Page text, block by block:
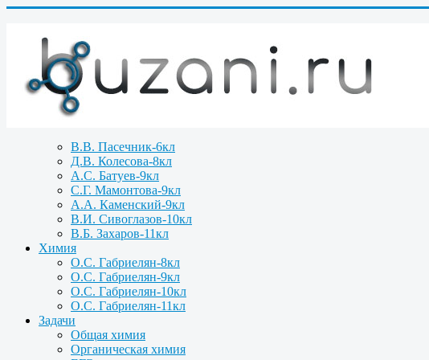
В.В. Пасечник-6кл
Д.В. Колесова-8кл
А.С. Батуев-9кл
С.Г. Мамонтова-9кл
А.А. Каменский-9кл
В.И. Сивоглазов-10кл
В.Б. Захаров-11кл
Химия
О.С. Габриелян-8кл
О.С. Габриелян-9кл
О.С. Габриелян-10кл
О.С. Габриелян-11кл
Задачи
Общая химия
Органическая химия